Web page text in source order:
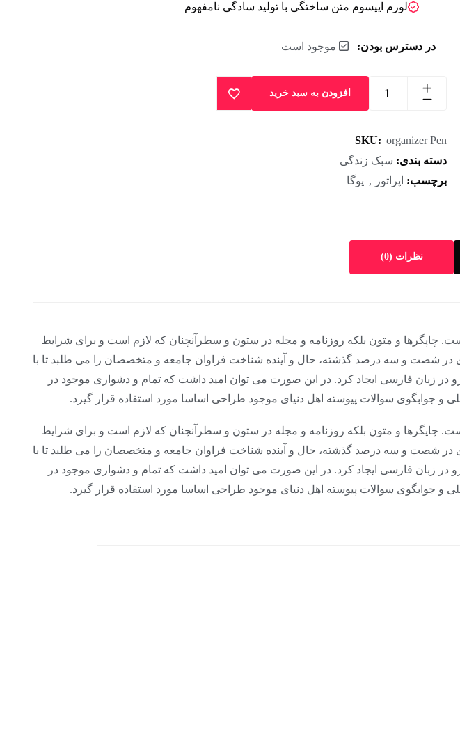
لورم ایپسوم متن ساختگی با تولید سادگی نامفهوم
در دسترس بودن: موجود است
مقدار
شماره
هشت
افزودن به سبد خرید
SKU: organizer Pen
دسته بندی: سبک زندگی
برچسب: اپراتور یوگا
نظرات (0)
چاپگرها و متون بلکه روزنامه و مجله در ستون و سطرآنچنان که لازم است و برای شرایط
در شصت و سه درصد گذشته، حال و آینده شناخت فراوان جامعه و متخصصان را می طلبد تا با
زبان فارسی ایجاد کرد. در این صورت می توان امید داشت که تمام و دشواری موجود در
و جوابگوی سوالات پیوسته اهل دنیای موجود طراحی اساسا مورد استفاده قرار گیرد.
چاپگرها و متون بلکه روزنامه و مجله در ستون و سطرآنچنان که لازم است و برای شرایط
در شصت و سه درصد گذشته، حال و آینده شناخت فراوان جامعه و متخصصان را می طلبد تا با
زبان فارسی ایجاد کرد. در این صورت می توان امید داشت که تمام و دشواری موجود در
و جوابگوی سوالات پیوسته اهل دنیای موجود طراحی اساسا مورد استفاده قرار گیرد.